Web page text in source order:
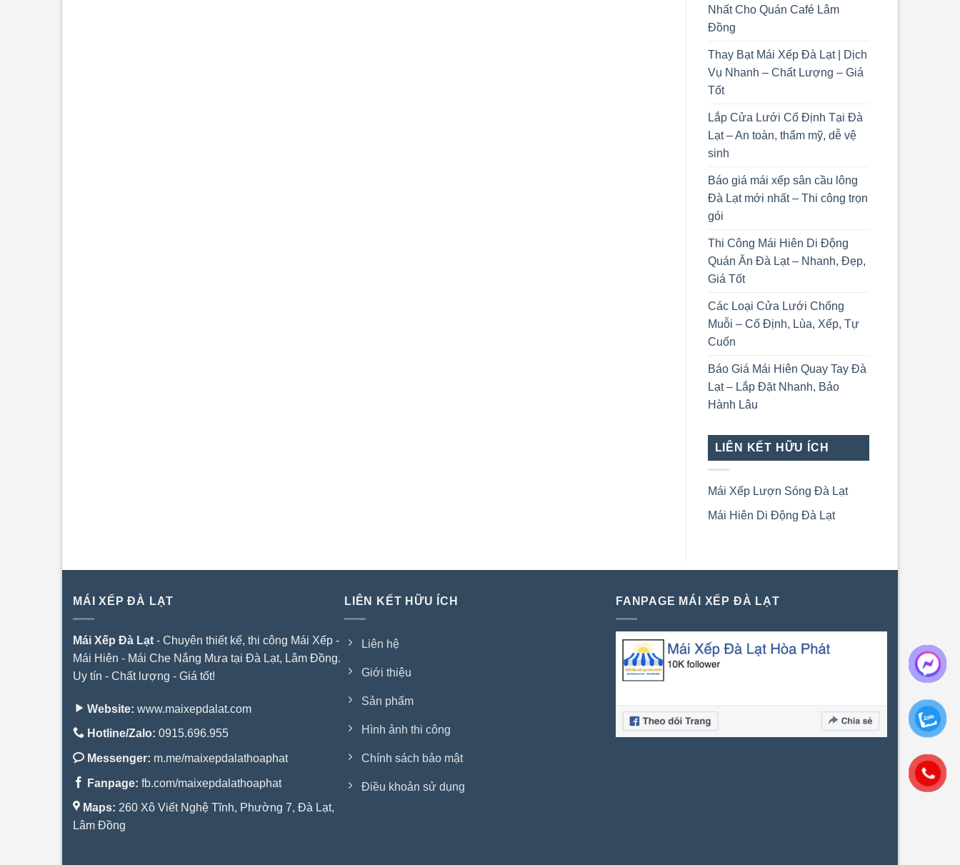
Nhất Cho Quán Café Lâm
Đồng
Thay Bạt Mái Xếp Đà Lạt | Dịch
Vụ Nhanh – Chất Lượng – Giá
Tốt
Lắp Cửa Lưới Cố Định Tại Đà
Lạt – An toàn, thẩm mỹ, dễ vệ
sinh
Báo giá mái xếp sân cầu lông
Đà Lạt mới nhất – Thi công trọn
gói
Thi Công Mái Hiên Di Động
Quán Ăn Đà Lạt – Nhanh, Đẹp,
Giá Tốt
Các Loại Cửa Lưới Chống
Muỗi – Cố Định, Lùa, Xếp, Tự
Cuốn
Báo Giá Mái Hiên Quay Tay Đà
Lạt – Lắp Đặt Nhanh, Bảo
Hành Lâu
LIÊN KẾT HỮU ÍCH
Mái Xếp Lượn Sóng Đà Lạt
Mái Hiên Di Động Đà Lạt
MÁI XẾP ĐÀ LẠT
Mái Xếp Đà Lạt - Chuyên thiết kế, thi công Mái Xếp -
Mái Hiên - Mái Che Nắng Mưa tại Đà Lạt, Lâm Đồng.
Uy tín - Chất lượng - Giá tốt!
Website: www.maixepdalat.com
Hotline/Zalo: 0915.696.955
Messenger: m.me/maixepdalathoaphat
Fanpage: fb.com/maixepdalathoaphat
Maps: 260 Xô Viết Nghệ Tĩnh, Phường 7, Đà Lạt,
Lâm Đồng
LIÊN KẾT HỮU ÍCH
Liên hệ
Giới thiệu
Sản phẩm
Hình ảnh thi công
Chính sách bảo mật
Điều khoản sử dụng
FANPAGE MÁI XẾP ĐÀ LẠT